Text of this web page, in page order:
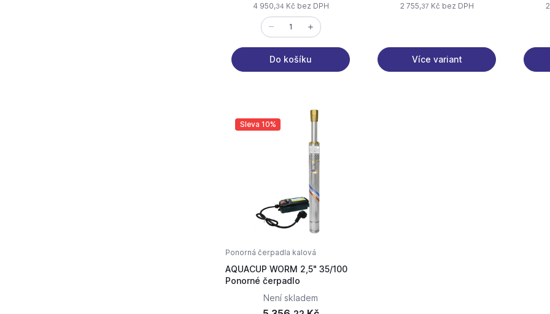
4 950,34 Kč bez DPH
Do košíku
2 755,37 Kč bez DPH
Více variant
Sleva 10%
Ponorná čerpadla kalová
AQUACUP WORM 2,5" 35/100
Ponorné čerpadlo
Není skladem